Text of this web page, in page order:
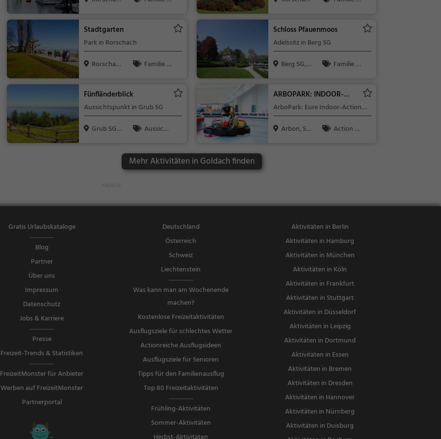
Stadtgarten
Park in Rorschach
Rorschac
Familie &
Schloss Pfauenmoos
Adelssitz in Berg SG
Berg SG, S
Familie &
Fünfländerblick
Aussichtspunkt in Grub SG
Grub SG, S
Aussicht
ie & Kinder,
Natur
ARBOPARK: INDOOR-
ACTION BEI JEDEM
WETTER
ArboPark: Eure Indoor-Action
bei jedem Wetter
Arbon, Sc
Action &
Mehr Aktivitäten in Goldach finden
Gratis Urlaubskataloge
Blog
Partner
Über uns
Impressum
Datenschutz
Jobs & Karriere
Presse
Freizeit-Trends & Statistiken
FreizeitMonster für Anbieter
Werben auf FreizeitMonster
Partnerportal
Deutschland
Österreich
Schweiz
Liechtenstein
Was kann man am Wochenende
machen?
Kostenlose Freizeitaktivitäten
Ausflugsziele für schlechtes Wetter
Actionreiche Ausflugsideen
Ausflugsziele für Senioren
Tipps für den Familienausflug
Top 80 Freizeitaktivitäten
Frühling-Aktivitäten
Sommer-Aktivitäten
Aktivitäten in Berlin
Aktivitäten in Hamburg
Aktivitäten in München
Aktivitäten in Köln
Aktivitäten in Frankfurt
Aktivitäten in Stuttgart
Aktivitäten in Düsseldorf
Aktivitäten in Leipzig
Aktivitäten in Dortmund
Aktivitäten in Essen
Aktivitäten in Bremen
Aktivitäten in Dresden
Aktivitäten in Hannover
Aktivitäten in Nürnberg
Aktivitäten in Duisburg